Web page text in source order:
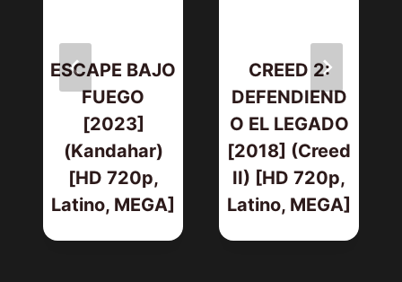
ESCAPE BAJO
FUEGO
[2023]
(Kandahar)
[HD 720p,
Latino, MEGA]
CREED 2:
DEFENDIEND
O EL LEGADO
[2018] (Creed
II) [HD 720p,
Latino, MEGA]